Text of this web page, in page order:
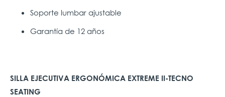
Soporte lumbar ajustable
Garantía de 12 años
SILLA EJECUTIVA ERGONÓMICA EXTREME II-TECNO
SEATING